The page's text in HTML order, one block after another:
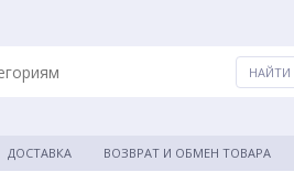
ДОСТАВКА ВОЗВРАТ И ОБМЕН ТОВАРА